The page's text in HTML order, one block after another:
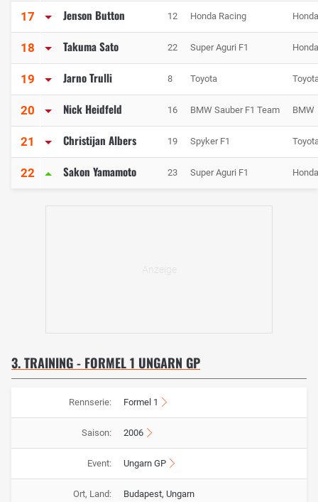
17 Jenson Button 12 Honda Racing Honda
18 Takuma Sato 22 Super Aguri F1 Honda
19 Jarno Trulli 8 Toyota
20 Nick Heidfeld 16 BMW Sauber F1 Team BMW
21 Christijan Albers 19 Spyker F1
22 Sakon Yamamoto 23 Super Aguri F1 Honda
3. TRAINING - FORMEL 1 UNGARN GP
Rennserie: Formel 1
Saison: 2006
Event: Ungarn GP
Ort, Land: Budapest, Ungarn